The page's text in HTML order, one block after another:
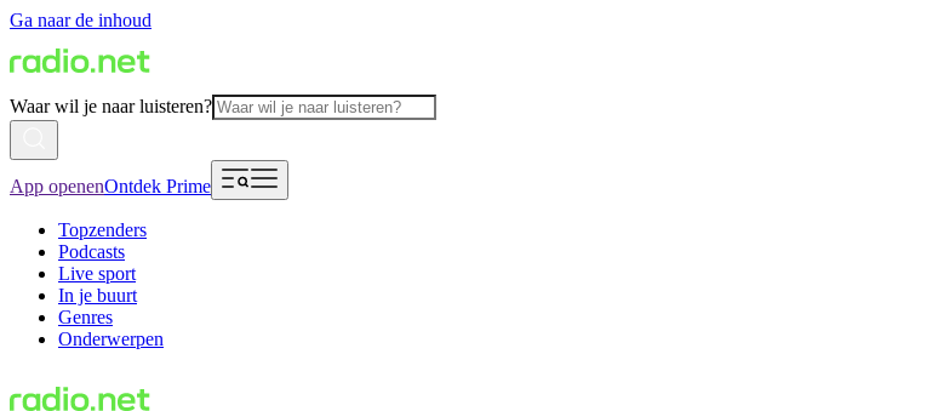
Ga naar de inhoud
Waar wil je naar luisteren?
App openenOntdek Prime
Topzenders
Podcasts
Live sport
In je buurt
Genres
Onderwerpen